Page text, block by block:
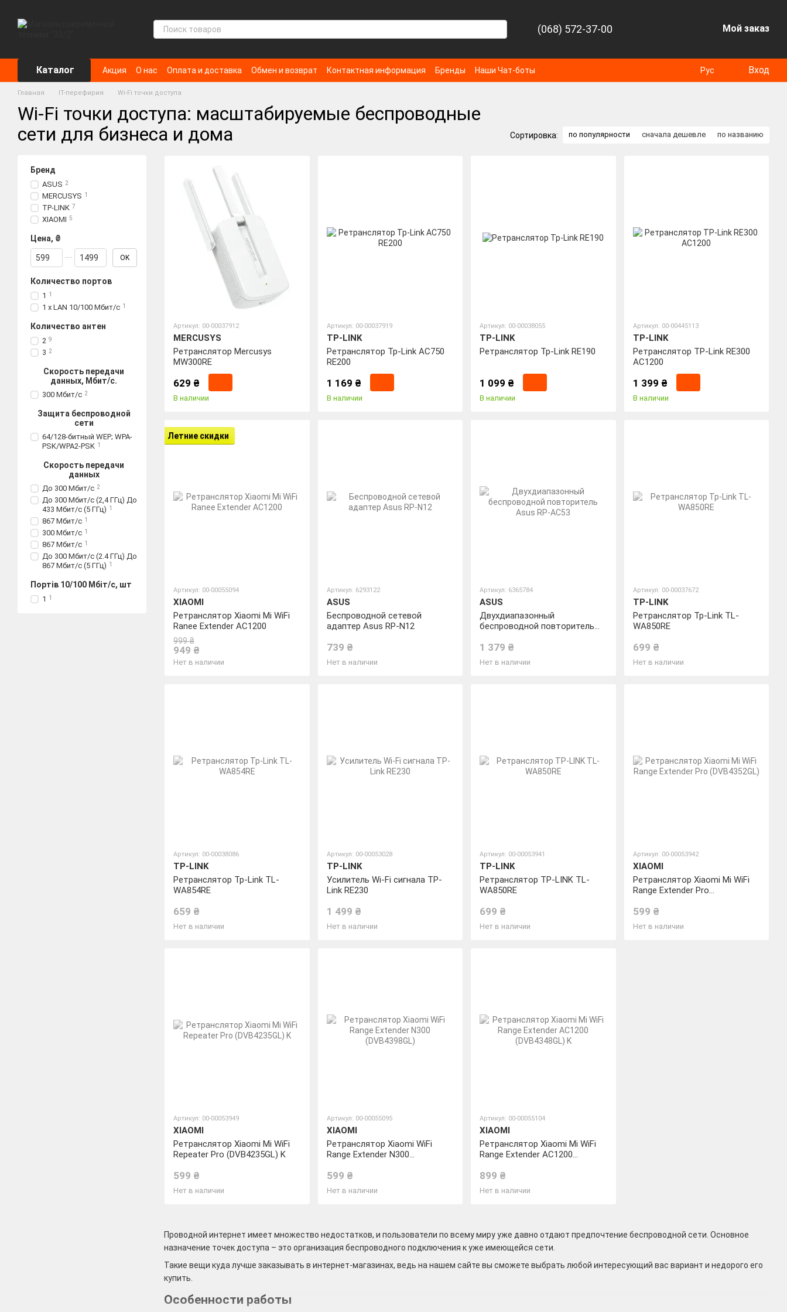
(068) 572-37-00 Мой заказ
Каталог Акция О нас Оплата и доставка Обмен и возврат Контактная информация Бренды Наши Чат-боты Рус Вход
Главная IT-перефирия Wi-Fi точки доступа
Wi-Fi точки доступа: масштабируемые беспроводные
сети для бизнеса и дома
Сортировка: по популярности сначала дешевле по названию
Проводной интернет имеет множество недостатков, и пользователи по всему миру уже давно отдают предпочтение беспроводной сети. Основное
назначение точек доступа – это организация беспроводного подключения к уже имеющейся сети.
Такие вещи куда лучше заказывать в интернет-магазинах, ведь на нашем сайте вы сможете выбрать любой интересующий вас вариант и недорого его
купить.
Особенности работы
Артикул: 00-00037912
MERCUSYS
Ретранслятор Mercusys
MW300RE
629 ₴
В наличии
Артикул: 00-00037919
TP-LINK
Ретранслятор Tp-Link AC750
RE200
1 169 ₴
В наличии
Артикул: 00-00038055
TP-LINK
Ретранслятор Tp-Link RE190
1 099 ₴
В наличии
Артикул: 00-00445113
TP-LINK
Ретранслятор TP-Link RE300
AC1200
1 399 ₴
В наличии
Летние скидки
Артикул: 00-00055094
XIAOMI
Ретранслятор Xiaomi Mi WiFi
Ranee Extender AC1200
999 ₴
949 ₴
Нет в наличии
Артикул: 6293122
ASUS
Беспроводной сетевой
адаптер Asus RP-N12
739 ₴
Нет в наличии
Артикул: 6365784
ASUS
Двухдиапазонный
беспроводной повторитель
1 379 ₴
Нет в наличии
Артикул: 00-00037672
TP-LINK
Ретранслятор Tp-Link TL-
WA850RE
699 ₴
Нет в наличии
Артикул: 00-00038086
TP-LINK
Ретранслятор Tp-Link TL-
WA854RE
659 ₴
Нет в наличии
Артикул: 00-00053028
TP-LINK
Усилитель Wi-Fi сигнала TP-
Link RE230
1 499 ₴
Нет в наличии
Артикул: 00-00053941
TP-LINK
Ретранслятор TP-LINK TL-
WA850RE
699 ₴
Нет в наличии
Артикул: 00-00053942
XIAOMI
Ретранслятор Xiaomi Mi WiFi
Range Extender Pro
599 ₴
Нет в наличии
Артикул: 00-00053949
XIAOMI
Ретранслятор Xiaomi Mi WiFi
Repeater Pro (DVB4235GL) K
599 ₴
Нет в наличии
Артикул: 00-00055095
XIAOMI
Ретранслятор Xiaomi WiFi
Range Extender N300
599 ₴
Нет в наличии
Артикул: 00-00055104
XIAOMI
Ретранслятор Xiaomi Mi WiFi
Range Extender AC1200
899 ₴
Нет в наличии
Бренд
ASUS 2
MERCUSYS 1
TP-LINK 7
XIAOMI 5
Цена, ₴
От Цена, ₴
До Цена, ₴ OK
Количество портов
1 1
1 x LAN 10/100 Мбит/с 1
Количество антен
2 9
3 2
Скорость передачи
данных, Мбит/с.
300 Мбит/с 2
Защита беспроводной
сети
64/128-битный WEP; WPA-
PSK/WPA2-PSK 1
Скорость передачи
данных
До 300 Мбит/с 2
До 300 Мбит/с (2,4 ГГц) До
433 Мбит/с (5 ГГц) 1
867 Мбит/с 1
300 Мбит/с 1
867 Мбит/с 1
До 300 Мбит/с (2.4 ГГц) До
867 Мбит/с (5 ГГц) 1
Портів 10/100 Мбіт/с, шт
1 1